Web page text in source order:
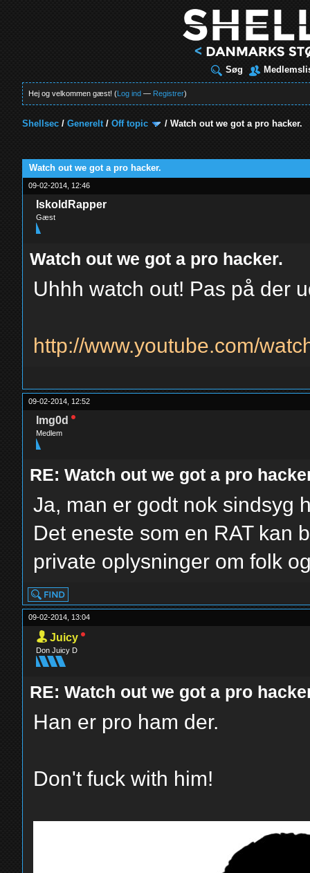
Søg
Hej og velkommen gæst! (Log ind — Registrer)
Shellsec /Generelt/Off topic /Watch out we got a pro hacker.
Watch out we got a pro hacker.
09-02-2014, 12:46
IskoldRapper
Gæst
Watch out we got a pro hacker.
Uhhh watch out! Pas på der
http://www.youtube.com/
09-02-2014, 12:52
Img0d
Medlem
RE: Watch out we got a pro
Ja, man er godt nok sindsyg
Det eneste som en RAT kan
private oplysninger om folk
09-02-2014, 13:04
Juicy
Don Juicy D
RE: Watch out we got a pro
Han er pro ham der.
Don't fuck with him!